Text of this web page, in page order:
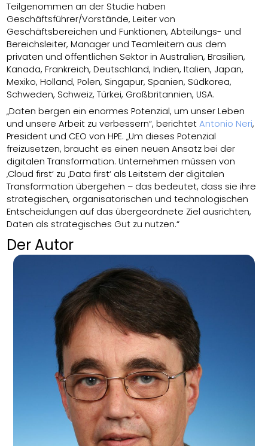
Teilgenommen an der Studie haben
Geschäftsführer/Vorstände, Leiter von
Geschäftsbereichen und Funktionen, Abteilungs- und
Bereichsleiter, Manager und Teamleitern aus dem
privaten und öffentlichen Sektor in Australien, Brasilien,
Kanada, Frankreich, Deutschland, Indien, Italien, Japan,
Mexiko, Holland, Polen, Singapur, Spanien, Südkorea,
Schweden, Schweiz, Türkei, Großbritannien, USA.
„Daten bergen ein enormes Potenzial, um unser Leben
und unsere Arbeit zu verbessern“, berichtetAntonio Neri,
President und CEO von HPE. „Um dieses Potenzial
freizusetzen, braucht es einen neuen Ansatz bei der
digitalen Transformation. Unternehmen müssen von
‚Cloud first‘ zu ‚Data first‘ als Leitstern der digitalen
Transformation übergehen – das bedeutet, dass sie ihre
strategischen, organisatorischen und technologischen
Entscheidungen auf das übergeordnete Ziel ausrichten,
Daten als strategisches Gut zu nutzen.“
Der Autor